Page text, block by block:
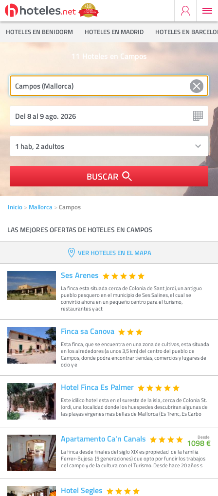
HOTELES EN BENIDORM HOTELES EN MADRID HOTELES EN
Hoteles en Campos
11
BUSCAR
Inicio Mallorca Campos
LAS MEJORES OFERTAS DE HOTELES EN CAMPOS
VER HOTELES EN EL MAPA
Ses Arenes
La finca esta situada cerca de Colonia de Sant Jordi, un antiguo
pueblo pesquero en el municipio de Ses Salines, el cual se
convirtio ahora en un pequeño centro para el turismo,
restaurantes y act
Finca sa Canova
Esta finca, que se encuentra en una zona de cultivos, esta situada
en los alrededores (a unos 3,5 km) del centro del pueblo de
Campos, donde podra encontrar tiendas, comercios y lugares de
ocio y e
Hotel Finca Es Palmer
Este idilico hotel esta en el sureste de la isla, cerca de Colonia St.
Jordi, una localidad donde los huespedes descubriran algunas de
las playas virgenes mas bellas de Mallorca (Es Trenc, Es Carbo
Apartamento Ca'n Canals
La finca desde finales del siglo XIX es propiedad de la familia
Ferrer-Bujosa (5 generaciones) que opto por fundir los trabajos
del campo y de la cultura con el Turismo. Desde hace 20 años s
Desde
1098 €
Hotel Segles